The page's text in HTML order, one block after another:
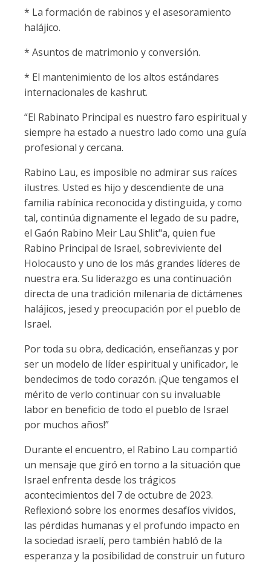
* La formación de rabinos y el asesoramiento
halájico.
* Asuntos de matrimonio y conversión.
* El mantenimiento de los altos estándares
internacionales de kashrut.
“El Rabinato Principal es nuestro faro espiritual y
siempre ha estado a nuestro lado como una guía
profesional y cercana.
Rabino Lau, es imposible no admirar sus raíces
ilustres. Usted es hijo y descendiente de una
familia rabínica reconocida y distinguida, y como
tal, continúa dignamente el legado de su padre,
el Gaón Rabino Meir Lau Shlit"a, quien fue
Rabino Principal de Israel, sobreviviente del
Holocausto y uno de los más grandes líderes de
nuestra era. Su liderazgo es una continuación
directa de una tradición milenaria de dictámenes
halájicos, jesed y preocupación por el pueblo de
Israel.
Por toda su obra, dedicación, enseñanzas y por
ser un modelo de líder espiritual y unificador, le
bendecimos de todo corazón. ¡Que tengamos el
mérito de verlo continuar con su invaluable
labor en beneficio de todo el pueblo de Israel
por muchos años!”
Durante el encuentro, el Rabino Lau compartió
un mensaje que giró en torno a la situación que
Israel enfrenta desde los trágicos
acontecimientos del 7 de octubre de 2023.
Reflexionó sobre los enormes desafíos vividos,
las pérdidas humanas y el profundo impacto en
la sociedad israelí, pero también habló de la
esperanza y la posibilidad de construir un futuro